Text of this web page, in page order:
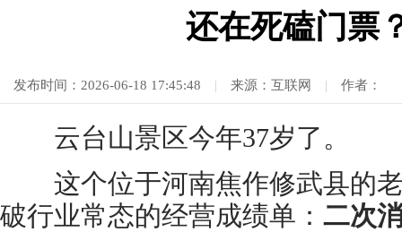
还在死磕门票
发布时间：2026-06-18 17:45:48 | 来源：互联网 | 作者：
云台山景区今年37岁了。
这个位于河南焦作修武县的老
破行业常态的经营成绩单： 二次